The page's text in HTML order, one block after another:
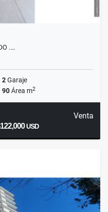
.…
2Garaje
90Área m2
Venta
USD